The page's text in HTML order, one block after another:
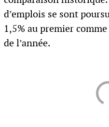
d’emplois se sont
1,5% au premier
de l’année.